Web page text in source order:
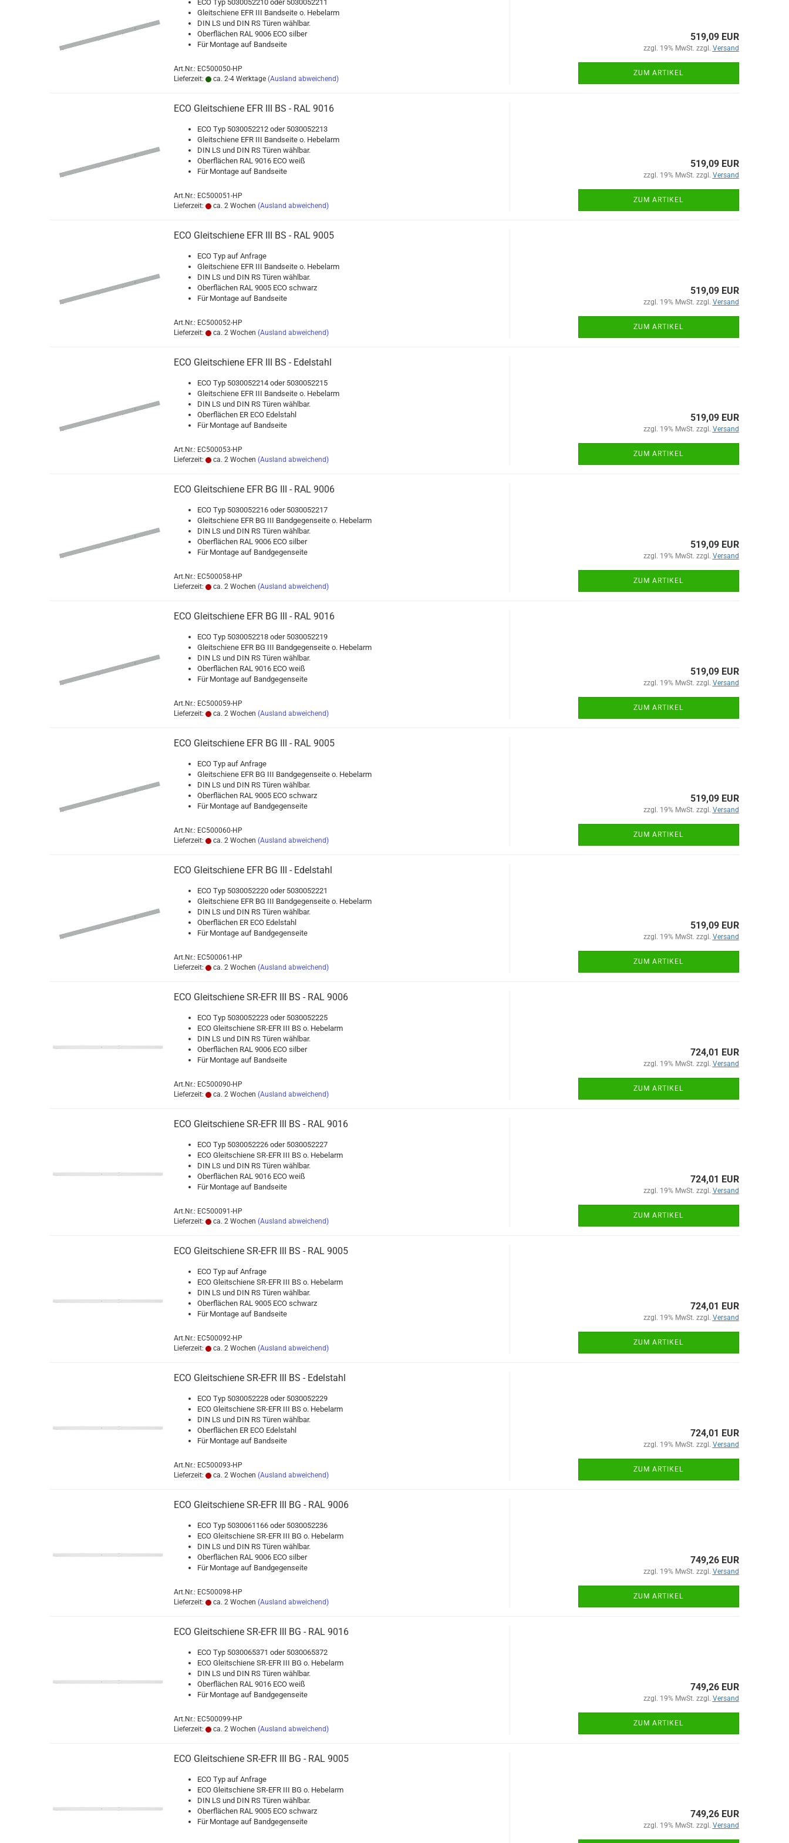
ECO Typ 5030052210 oder 5030052211
Gleit­schie­ne EFR III Band­sei­te o. He­bel­arm
DIN LS und DIN RS Türen wähl­bar.
Ober­flä­chen RAL 9006 ECO sil­ber
Für Mon­ta­ge auf Band­sei­te
Art.Nr.: EC500050-HP
Lieferzeit:
ca. 2-4 Werktage (Ausland abweichend)
519,09 EUR
zzgl. 19% MwSt. zzgl. Versand
ZUM ARTIKEL
ECO Gleit­schie­ne EFR III BS - RAL 9016
ECO Typ 5030052212 oder 5030052213
Gleit­schie­ne EFR III Band­sei­te o. He­bel­arm
DIN LS und DIN RS Türen wähl­bar.
Ober­flä­chen RAL 9016 ECO weiß
Für Mon­ta­ge auf Band­sei­te
Art.Nr.: EC500051-HP
Lieferzeit:
ca. 2 Wochen (Ausland abweichend)
519,09 EUR
zzgl. 19% MwSt. zzgl. Versand
ZUM ARTIKEL
ECO Gleit­schie­ne EFR III BS - RAL 9005
ECO Typ auf An­fra­ge
Gleit­schie­ne EFR III Band­sei­te o. He­bel­arm
DIN LS und DIN RS Türen wähl­bar.
Ober­flä­chen RAL 9005 ECO schwarz
Für Mon­ta­ge auf Band­sei­te
Art.Nr.: EC500052-HP
Lieferzeit:
ca. 2 Wochen (Ausland abweichend)
519,09 EUR
zzgl. 19% MwSt. zzgl. Versand
ZUM ARTIKEL
ECO Gleit­schie­ne EFR III BS - Edel­stahl
ECO Typ 5030052214 oder 5030052215
Gleit­schie­ne EFR III Band­sei­te o. He­bel­arm
DIN LS und DIN RS Türen wähl­bar.
Ober­flä­chen ER ECO Edel­stahl
Für Mon­ta­ge auf Band­sei­te
Art.Nr.: EC500053-HP
Lieferzeit:
ca. 2 Wochen (Ausland abweichend)
519,09 EUR
zzgl. 19% MwSt. zzgl. Versand
ZUM ARTIKEL
ECO Gleit­schie­ne EFR BG III - RAL 9006
ECO Typ 5030052216 oder 5030052217
Gleit­schie­ne EFR BG III Band­ge­gen­sei­te o. He­bel­arm
DIN LS und DIN RS Türen wähl­bar.
Ober­flä­chen RAL 9006 ECO sil­ber
Für Mon­ta­ge auf Band­ge­gen­sei­te
Art.Nr.: EC500058-HP
Lieferzeit:
ca. 2 Wochen (Ausland abweichend)
519,09 EUR
zzgl. 19% MwSt. zzgl. Versand
ZUM ARTIKEL
ECO Gleit­schie­ne EFR BG III - RAL 9016
ECO Typ 5030052218 oder 5030052219
Gleit­schie­ne EFR BG III Band­ge­gen­sei­te o. He­bel­arm
DIN LS und DIN RS Türen wähl­bar.
Ober­flä­chen RAL 9016 ECO weiß
Für Mon­ta­ge auf Band­ge­gen­sei­te
Art.Nr.: EC500059-HP
Lieferzeit:
ca. 2 Wochen (Ausland abweichend)
519,09 EUR
zzgl. 19% MwSt. zzgl. Versand
ZUM ARTIKEL
ECO Gleit­schie­ne EFR BG III - RAL 9005
ECO Typ auf An­fra­ge
Gleit­schie­ne EFR BG III Band­ge­gen­sei­te o. He­bel­arm
DIN LS und DIN RS Türen wähl­bar.
Ober­flä­chen RAL 9005 ECO schwarz
Für Mon­ta­ge auf Band­ge­gen­sei­te
Art.Nr.: EC500060-HP
Lieferzeit:
ca. 2 Wochen (Ausland abweichend)
519,09 EUR
zzgl. 19% MwSt. zzgl. Versand
ZUM ARTIKEL
ECO Gleit­schie­ne EFR BG III - Edel­stahl
ECO Typ 5030052220 oder 5030052221
Gleit­schie­ne EFR BG III Band­ge­gen­sei­te o. He­bel­arm
DIN LS und DIN RS Türen wähl­bar.
Ober­flä­chen ER ECO Edel­stahl
Für Mon­ta­ge auf Band­ge­gen­sei­te
Art.Nr.: EC500061-HP
Lieferzeit:
ca. 2 Wochen (Ausland abweichend)
519,09 EUR
zzgl. 19% MwSt. zzgl. Versand
ZUM ARTIKEL
ECO Gleit­schie­ne SR-​EFR III BS - RAL 9006
ECO Typ 5030052223 oder 5030052225
ECO Gleit­schie­ne SR-​EFR III BS o. He­bel­arm
DIN LS und DIN RS Türen wähl­bar.
Ober­flä­chen RAL 9006 ECO sil­ber
Für Mon­ta­ge auf Band­sei­te
Art.Nr.: EC500090-HP
Lieferzeit:
ca. 2 Wochen (Ausland abweichend)
724,01 EUR
zzgl. 19% MwSt. zzgl. Versand
ZUM ARTIKEL
ECO Gleit­schie­ne SR-​EFR III BS - RAL 9016
ECO Typ 5030052226 oder 5030052227
ECO Gleit­schie­ne SR-​EFR III BS o. He­bel­arm
DIN LS und DIN RS Türen wähl­bar.
Ober­flä­chen RAL 9016 ECO weiß
Für Mon­ta­ge auf Band­sei­te
Art.Nr.: EC500091-HP
Lieferzeit:
ca. 2 Wochen (Ausland abweichend)
724,01 EUR
zzgl. 19% MwSt. zzgl. Versand
ZUM ARTIKEL
ECO Gleit­schie­ne SR-​EFR III BS - RAL 9005
ECO Typ auf An­fra­ge
ECO Gleit­schie­ne SR-​EFR III BS o. He­bel­arm
DIN LS und DIN RS Türen wähl­bar.
Ober­flä­chen RAL 9005 ECO schwarz
Für Mon­ta­ge auf Band­sei­te
Art.Nr.: EC500092-HP
Lieferzeit:
ca. 2 Wochen (Ausland abweichend)
724,01 EUR
zzgl. 19% MwSt. zzgl. Versand
ZUM ARTIKEL
ECO Gleit­schie­ne SR-​EFR III BS - Edel­stahl
ECO Typ 5030052228 oder 5030052229
ECO Gleit­schie­ne SR-​EFR III BS o. He­bel­arm
DIN LS und DIN RS Türen wähl­bar.
Ober­flä­chen ER ECO Edel­stahl
Für Mon­ta­ge auf Band­sei­te
Art.Nr.: EC500093-HP
Lieferzeit:
ca. 2 Wochen (Ausland abweichend)
724,01 EUR
zzgl. 19% MwSt. zzgl. Versand
ZUM ARTIKEL
ECO Gleit­schie­ne SR-​EFR III BG - RAL 9006
ECO Typ 5030061166 oder 5030052236
ECO Gleit­schie­ne SR-​EFR III BG o. He­bel­arm
DIN LS und DIN RS Türen wähl­bar.
Ober­flä­chen RAL 9006 ECO sil­ber
Für Mon­ta­ge auf Band­ge­gen­sei­te
Art.Nr.: EC500098-HP
Lieferzeit:
ca. 2 Wochen (Ausland abweichend)
749,26 EUR
zzgl. 19% MwSt. zzgl. Versand
ZUM ARTIKEL
ECO Gleit­schie­ne SR-​EFR III BG - RAL 9016
ECO Typ 5030065371 oder 5030065372
ECO Gleit­schie­ne SR-​EFR III BG o. He­bel­arm
DIN LS und DIN RS Türen wähl­bar.
Ober­flä­chen RAL 9016 ECO weiß
Für Mon­ta­ge auf Band­ge­gen­sei­te
Art.Nr.: EC500099-HP
Lieferzeit:
ca. 2 Wochen (Ausland abweichend)
749,26 EUR
zzgl. 19% MwSt. zzgl. Versand
ZUM ARTIKEL
ECO Gleit­schie­ne SR-​EFR III BG - RAL 9005
ECO Typ auf An­fra­ge
ECO Gleit­schie­ne SR-​EFR III BG o. He­bel­arm
DIN LS und DIN RS Türen wähl­bar.
Ober­flä­chen RAL 9005 ECO schwarz
Für Mon­ta­ge auf Band­ge­gen­sei­te
749,26 EUR
zzgl. 19% MwSt. zzgl. Versand